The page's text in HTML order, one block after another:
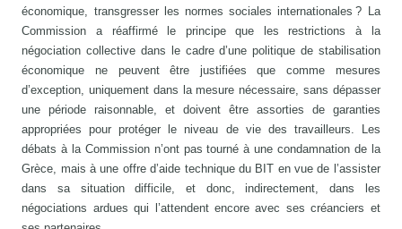
économique, transgresser les normes sociales internationales ? La
Commission a réaffirmé le principe que les restrictions à la
négociation collective dans le cadre d’une politique de stabilisation
économique ne peuvent être justifiées que comme mesures
d’exception, uniquement dans la mesure nécessaire, sans dépasser
une période raisonnable, et doivent être assorties de garanties
appropriées pour protéger le niveau de vie des travailleurs. Les
débats à la Commission n’ont pas tourné à une condamnation de la
Grèce, mais à une offre d’aide technique du BIT en vue de l’assister
dans sa situation difficile, et donc, indirectement, dans les
négociations ardues qui l’attendent encore avec ses créanciers et